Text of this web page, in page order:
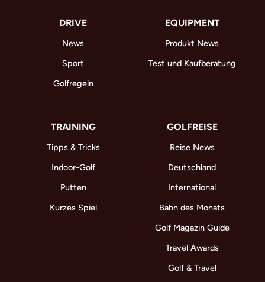
DRIVE
News
Sport
Golfregeln
EQUIPMENT
Produkt News
Test und Kaufberatung
TRAINING
Tipps & Tricks
Indoor-Golf
Putten
Kurzes Spiel
GOLFREISE
Reise News
Deutschland
International
Bahn des Monats
Golf Magazin Guide
Travel Awards
Golf & Travel